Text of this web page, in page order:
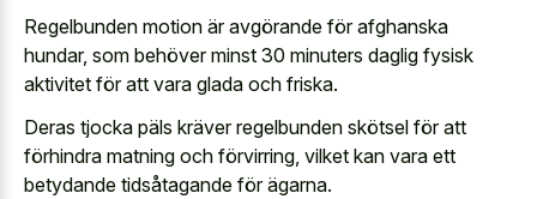
Regelbunden motion är avgörande för afghanska
hundar, som behöver minst 30 minuters daglig fysisk
aktivitet för att vara glada och friska.
Deras tjocka päls kräver regelbunden skötsel för att
förhindra matning och förvirring, vilket kan vara ett
betydande tidsåtagande för ägarna.